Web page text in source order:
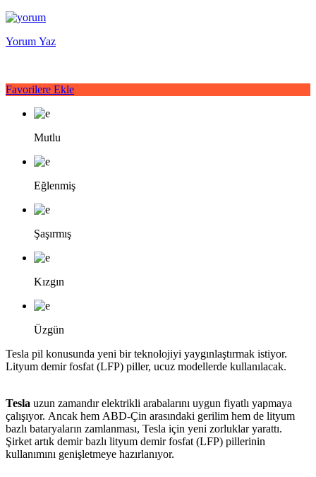
Yorum Yaz
Favorilere Ekle
Mutlu
Eğlenmiş
Şaşırmış
Kızgın
Üzgün
Tesla pil konusunda yeni bir teknolojiyi yaygınlaştırmak istiyor.
Lityum demir fosfat (LFP) piller, ucuz modellerde kullanılacak.
Tesla uzun zamandır elektrikli arabalarını uygun fiyatlı yapmaya
çalışıyor. Ancak hem ABD-Çin arasındaki gerilim hem de lityum
bazlı bataryaların zamlanması, Tesla için yeni zorluklar yarattı.
Şirket artık demir bazlı lityum demir fosfat (LFP) pillerinin
kullanımını genişletmeye hazırlanıyor.